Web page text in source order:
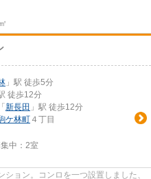
」駅 徒歩5分
徒歩12分
「 新長田 」駅 徒歩12分
ケ林町 ４丁目
中： 2室
ョン。コンロを一つ設置しました、